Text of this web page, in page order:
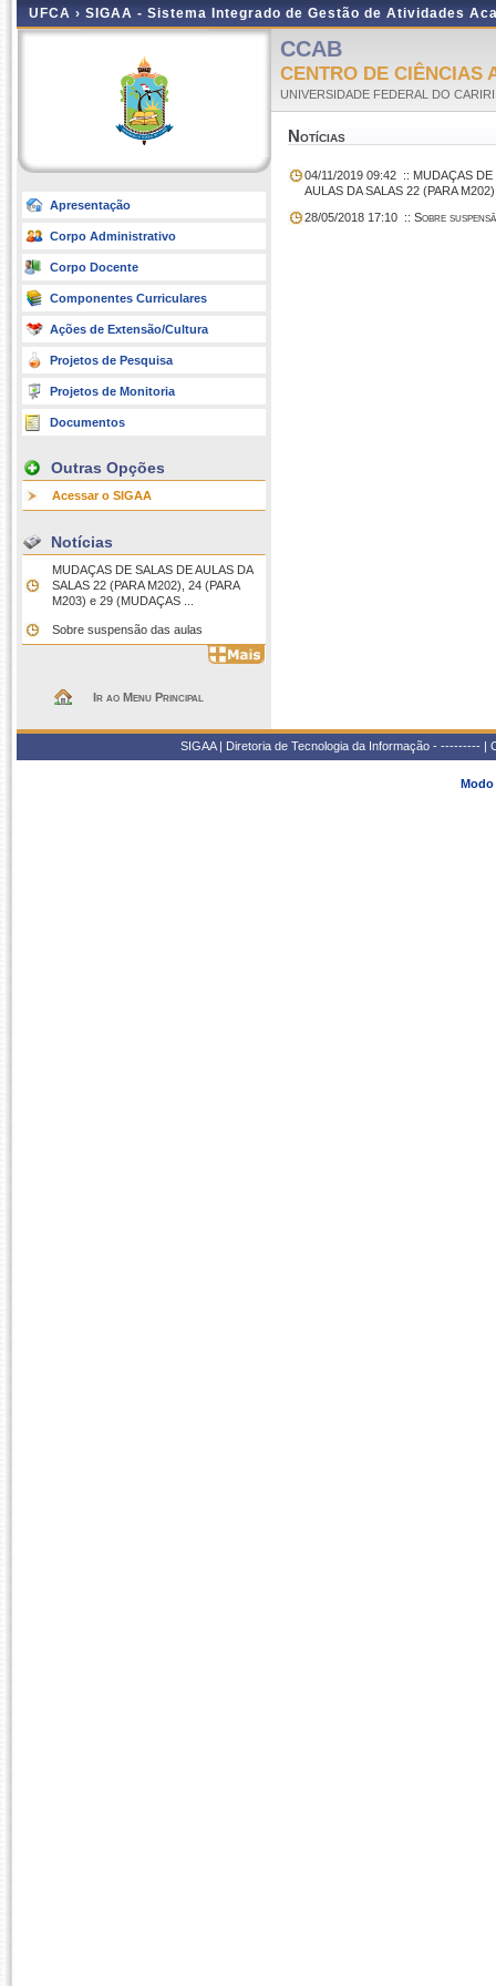
UFCA › SIGAA - Sistema Integrado de Gestão de Atividades
Apresentação
Corpo Administrativo
Corpo Docente
Componentes Curriculares
Ações de Extensão/Cultura
Projetos de Pesquisa
Projetos de Monitoria
Documentos
Outras Opções
Acessar o SIGAA
Notícias
MUDAÇAS DE SALAS DE AULAS DA
SALAS 22 (PARA M202), 24 (PARA
M203) e 29 (MUDAÇAS ...
Sobre suspensão das aulas
Ir ao Menu Principal
CCAB
CENTRO DE CIÊNCIAS
UNIVERSIDADE FEDERAL DO CARIRI
Notícias
04/11/2019 09:42 :: MUDAÇAS DE
AULAS DA SALAS 22 (PARA
28/05/2018 17:10 :: Sobre
SIGAA | Diretoria de Tecnologia da Informação - ---------
Modo